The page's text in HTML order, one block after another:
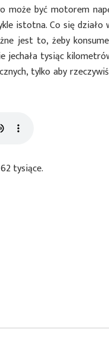
może być motorem
istotna. Co się działo
jest to, żeby
jechała tysiąc
tylko aby
tysiące.